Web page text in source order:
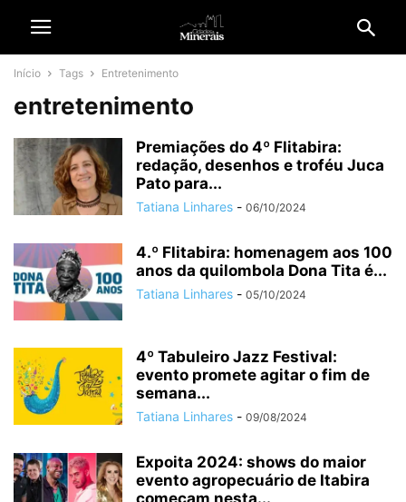
Início Tags Entretenimento
entretenimento
Premiações do 4º Flitabira:
redação, desenhos e troféu Juca
Pato para...
Tatiana Linhares - 06/10/2024
4.º Flitabira: homenagem aos 100
anos da quilombola Dona Tita é...
Tatiana Linhares - 05/10/2024
4º Tabuleiro Jazz Festival:
evento promete agitar o fim de
semana...
Tatiana Linhares - 09/08/2024
Expoita 2024: shows do maior
evento agropecuário de Itabira
começam nesta...